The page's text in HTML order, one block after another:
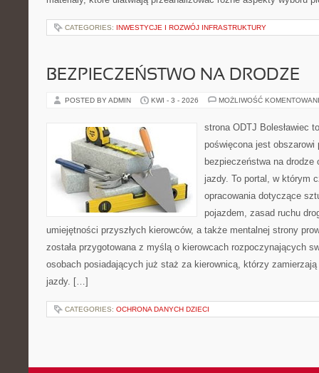
CATEGORIES: INWESTYCJE I ROZWÓJ INFRASTRUKTURY
BEZPIECZEŃSTWO NA DRODZE
POSTED BY ADMIN KWI - 3 - 2026 MOŻLIWOŚĆ
strona ODTJ Bolesławiec
poświęcona jest obszarowi
bezpieczeństwa na drodze
jazdy. To portal, w którym
opracowania dotyczące
pojazdem, zasad ruchu
umiejętności przyszłych kierowców, a także mentalnej strony
została przygotowana z myślą o kierowcach rozpoczynających
osobach posiadających już staż za kierownicą, którzy
jazdy. […]
CATEGORIES: OCHRONA DANYCH DZIECI